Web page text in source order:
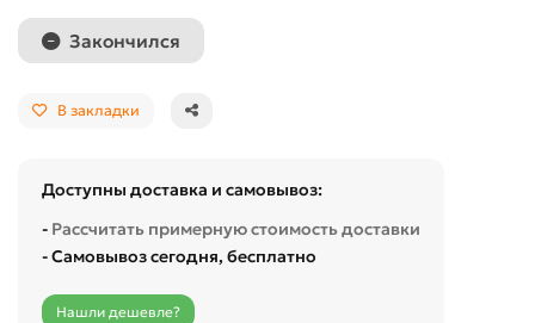
Закончился
В закладки
Доступны доставка и самовывоз:
- Рассчитать примерную стоимость доставки
- Самовывоз сегодня, бесплатно
Нашли дешевле?